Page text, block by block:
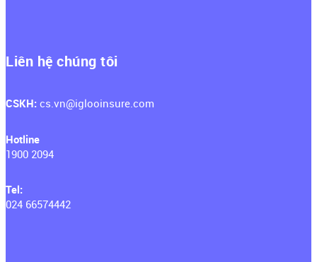
Liên hệ chúng tôi
CSKH: ‍ cs.vn@iglooinsure.com
Hotline
1900 2094
Tel:
024 66574442